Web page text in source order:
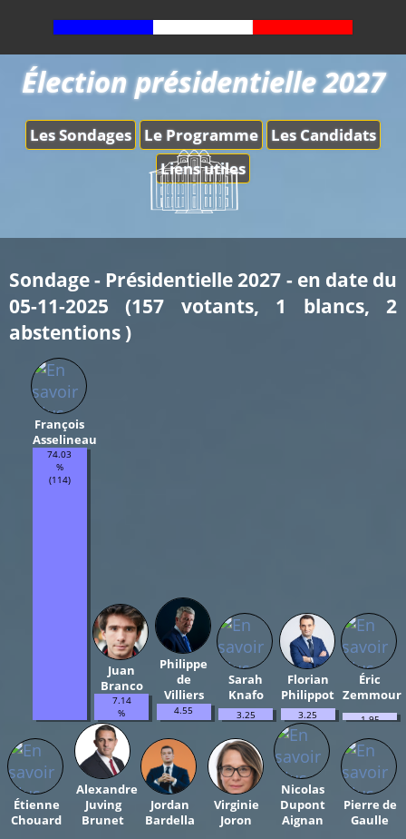
Les Sondages Le Programme
Les Candidats
Liens utiles
Élection présidentielle 2027
Sondage - Présidentielle 2027 - en date du
05-11-2025 (157 votants, 1 blancs, 2
abstentions )
François
Asselineau
74.03
%
(114)
Juan
Branco
7.14
%
(11)
Philippe
de
Villiers
4.55
%
Sarah
Knafo
3.25
(5)
Florian
Philippot
3.25
%
(5)
Éric
Zemmour
1.95
(3)
Étienne
Chouard
Alexandre
Juving
Brunet
Jordan
Bardella
Virginie
Joron
Nicolas
Dupont
Aignan
Pierre de
Gaulle